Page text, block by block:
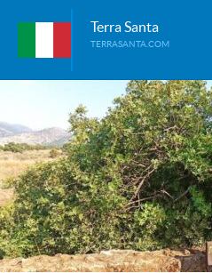
Terra Santa
TERRASANTA.COM